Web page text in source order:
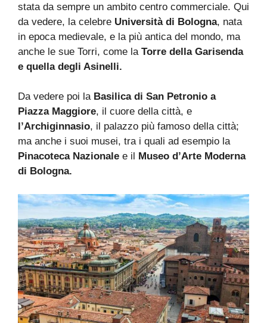
stata da sempre un ambito centro commerciale. Qui
da vedere, la celebre Università di Bologna, nata
in epoca medievale, e la più antica del mondo, ma
anche le sue Torri, come la Torre della Garisenda
e quella degli Asinelli.
Da vedere poi laBasilica di San Petronio a
Piazza Maggiore, il cuore della città, e
l’Archiginnasio, il palazzo più famoso della città;
ma anche i suoi musei, tra i quali ad esempio la
Pinacoteca Nazionale e il Museo d’Arte Moderna
di Bologna.